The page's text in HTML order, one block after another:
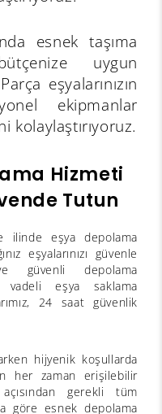
esnek taşıma
uygun
eşyalarınızın
ekipmanlar
kolaylaştırıyoruz.
Hizmeti
Tutun
ilinde eşya depolama
eşyalarınızı güvenle
güvenli depolama
vadeli eşya saklama
24 saat güvenlik
hijyenik koşullarda
her zaman erişilebilir
gerekli tüm
göre esnek depolama